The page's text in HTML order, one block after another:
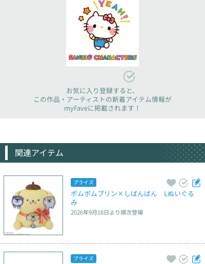
お気に入り登録すると、
この作品・アーティストの新着アイテム情報が
myFaveに掲載されます！
関連アイテム
プライズ
ポムポムプリン×しばんばん　Lぬいぐる
み
2026年9月18日より順次登場
プライズ